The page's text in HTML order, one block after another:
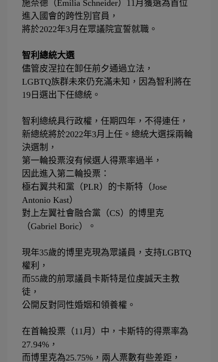
施奈德（Emilia Schneider） 11 月獲選為首位
進入國會的跨性別官員，
將於2022年3月在眾議院宣誓就職。
智利總統大選
儘管皮涅拉在卸任前夕通過立法，
LGBTQ族群未來仍充滿未知，因為智利將在
19 日選出下任總統。
智利總統具行政權，任期四年，不得連任，
新總統將於2022年3月上任。總統大選採兩輪
決選制，
第一輪投票沒有候選人得票率過半，
因此進入第二輪投票：
極右翼共和黨（PLR）的卡斯特（Jose
Antonio Kast）
對上左翼社會融合黨（CS）的博里克
（Gabriel Boric）。
現年35歲的博里克現為眾議員，支持LGBTQ
權利，
而55歲的前眾議員卡斯特是位虔誠天主教
徒，
公開反對同性婚姻和領養權。
在首輪投票（11 月）中，卡斯特的得票率為
27.94% ，
而博里克為25.75% ，兩人票數有些差距，